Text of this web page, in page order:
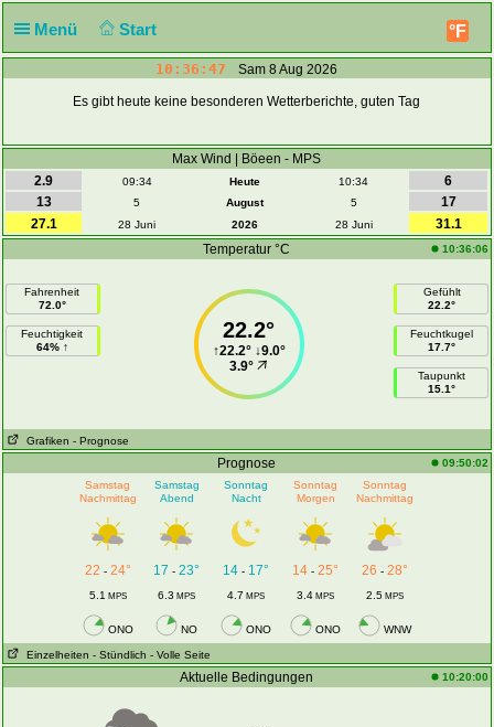
Menü Start °F
10:36:47 Sam 8 Aug 2026
Es gibt heute keine besonderen Wetterberichte, guten Tag
Max Wind | Böeen - MPS
2.9
09:34 Heute 10:34
6
13
5 August 5
17
27.1
28 Juni 2026 28 Juni
31.1
Temperatur °C
10:36:06
Fahrenheit
72.0°
Feuchtigkeit
64% ↑
22.2°
↑22.2°↓9.0°
3.9°
Gefühlt
22.2°
Feuchtkugel
17.7°
Taupunkt
15.1°
Grafiken - Prognose
Prognose
09:50:02
Samstag
Nachmittag
Samstag
Abend
Sonntag
Nacht
Sonntag
Morgen
Sonntag
Nachmittag
22 - 24° 17 -23° 14 - 17° 14 -25° 26 -28°
5.1 MPS 6.3 MPS 4.7 MPS 3.4 MPS 2.5 MPS
ONO NO ONO ONO WNW
Einzelheiten - Stündlich - Volle Seite
Aktuelle Bedingungen 10:20:00